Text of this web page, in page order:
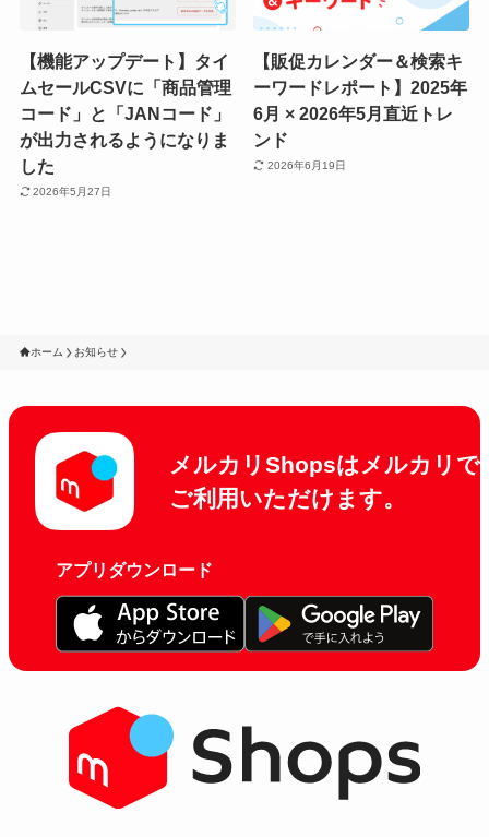
【機能アップデート】タイ
ムセールCSVに「商品管理
コード」と「JANコード」
が出力されるようになりま
した
2026年5月27日
【販促カレンダー＆検索キ
ーワードレポート】2025年
6月 × 2026年5月直近トレ
ンド
2026年6月19日
ホーム お知らせ
メルカリShopsはメルカリで
ご利用いただけます。
アプリダウンロード